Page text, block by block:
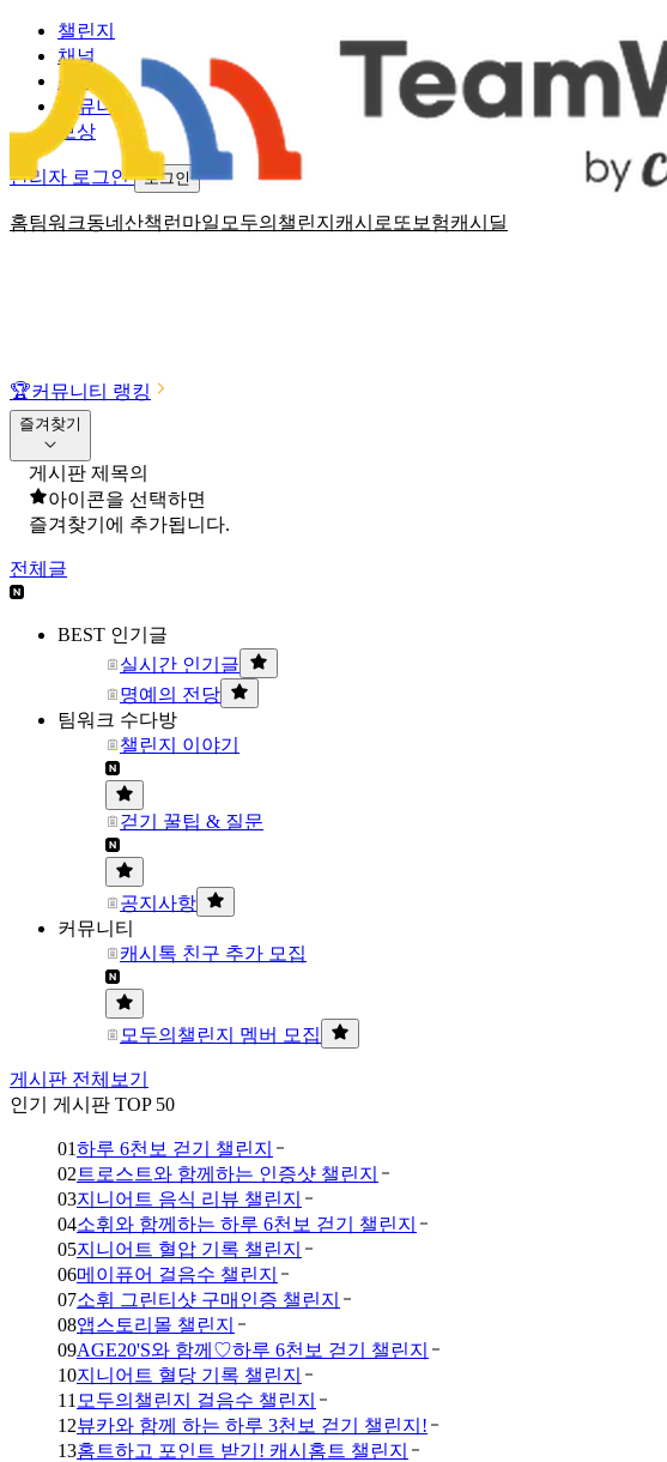
홈팀워크동네산책 런마일 모두의챌린지 캐시로또 보험캐시딜
챌린지
채널
소식
커뮤니티
보상
관리자 로그인 로그인
🏆커뮤니티 랭킹
즐겨찾기
게시판 제목의
아이콘을 선택하면
즐겨찾기에 추가됩니다.
전체글
BEST 인기글
실시간 인기글
명예의 전당
팀워크 수다방
챌린지 이야기
걷기 꿀팁 & 질문
공지사항
커뮤니티
캐시톡 친구 추가 모집
모두의챌린지 멤버 모집
게시판 전체보기
인기 게시판 TOP 50
01하루 6천보 걷기 챌린지
02 트로스트와 함께하는 인증샷 챌린지
03지니어트 음식 리뷰 챌린지
04소휘와 함께하는 하루 6천보 걷기 챌린지
05지니어트 혈압 기록 챌린지
06메이퓨어 걸음수 챌린지
07소휘 그린티샷 구매인증 챌린지
08앱스토리몰 챌린지
09AGE20'S와 함께♡하루 6천보 걷기 챌린지
10지니어트 혈당 기록 챌린지
11 모두의챌린지 걸음수 챌린지
12뷰카와 함께 하는 하루 3천보 걷기 챌린지!
13홈트하고 포인트 받기! 캐시홈트 챌린지